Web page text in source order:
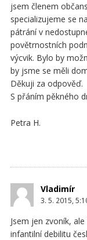
jsem členem
specializujeme se
pátrání v
povětrnostních
výcvik. Bylo by
by jsme se měli
Děkuji za odpověď.
S přáním pěkného
Petra H.
Vladimír
3. 5. 2015,
Jsem jen zvoník,
infantilní debilitu